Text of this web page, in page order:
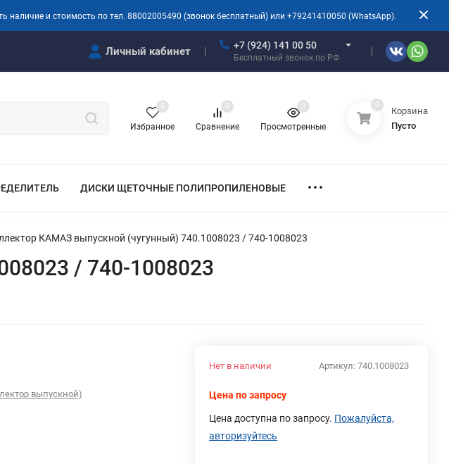
и стоимость по тел. 88002005490 (звонок бесплатный) или +79241410050 (WhatsApp).
Личный кабинет +7 (924) 141 00 50
Бесплатный звонок по РФ
Избранное
0
Сравнение
0
Просмотренные
0 0
Корзина
Пусто
ДИСКИ ЩЕТОЧНЫЕ ПОЛИПРОПИЛЕНОВЫЕ
КАМАЗ выпускной (чугунный) 740.1008023 / 740-1008023
/ 740-1008023
выпускной)
Артикул: 740.1008023
Нет в наличии
Цена по запросу
Цена доступна по запросу. Пожалуйста,
авторизуйтесь